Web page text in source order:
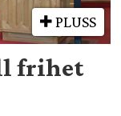
PLUSS
frihet